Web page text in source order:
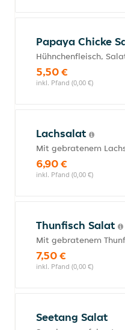
Papaya Chicke
Hühnchenfleisch,
5,50 €
inkl. Pfand (0,00 €)
Lachsalat
Mit gebratenem
6,90 €
inkl. Pfand (0,00 €)
Thunfisch Salat
Mit gebratenem
7,50 €
inkl. Pfand (0,00 €)
Seetang Salat